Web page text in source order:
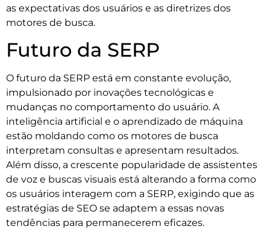
as expectativas dos usuários e as diretrizes dos
motores de busca.
Futuro da SERP
O futuro da SERP está em constante evolução,
impulsionado por inovações tecnológicas e
mudanças no comportamento do usuário. A
inteligência artificial e o aprendizado de máquina
estão moldando como os motores de busca
interpretam consultas e apresentam resultados.
Além disso, a crescente popularidade de assistentes
de voz e buscas visuais está alterando a forma como
os usuários interagem com a SERP, exigindo que as
estratégias de SEO se adaptem a essas novas
tendências para permanecerem eficazes.